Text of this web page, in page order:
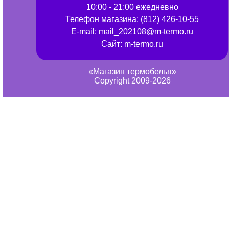
10:00 - 21:00 ежедневно
Телефон магазина: (812) 426-10-55
E-mail: mail_202108@m-termo.ru
Сайт: m-termo.ru
«Магазин термобелья»
Copyright 2009-2026